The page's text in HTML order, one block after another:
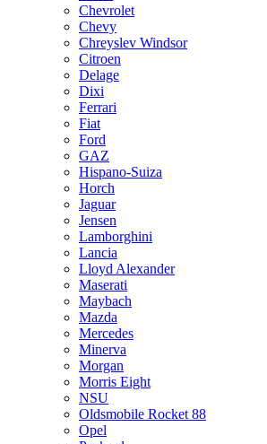
Chevrolet
Chevy
Chreyslev Windsor
Citroen
Delage
Dixi
Ferrari
Fiat
Ford
GAZ
Hispano-Suiza
Horch
Jaguar
Jensen
Lamborghini
Lancia
Lloyd Alexander
Maserati
Maybach
Mazda
Mercedes
Minerva
Morgan
Morris Eight
NSU
Oldsmobile Rocket 88
Opel